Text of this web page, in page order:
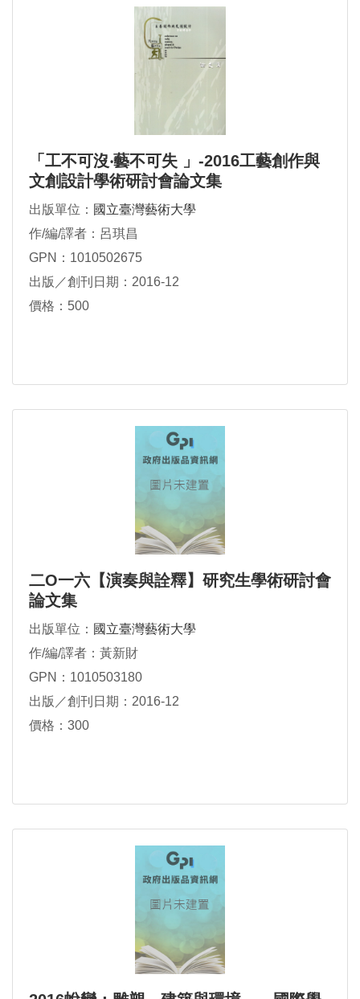
「工不可沒‧藝不可失 」-2016工藝創作與
文創設計學術研討會論文集
出版單位： 國立臺灣藝術大學
作/編/譯者：呂琪昌
GPN：1010502675
出版／創刊日期：2016-12
價格：500
二O一六【演奏與詮釋】研究生學術研討會
論文集
出版單位： 國立臺灣藝術大學
作/編/譯者：黃新財
GPN：1010503180
出版／創刊日期：2016-12
價格：300